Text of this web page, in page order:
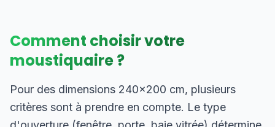
Comment choisir votre
moustiquaire ?
Pour des dimensions 240×200 cm, plusieurs
critères sont à prendre en compte. Le type